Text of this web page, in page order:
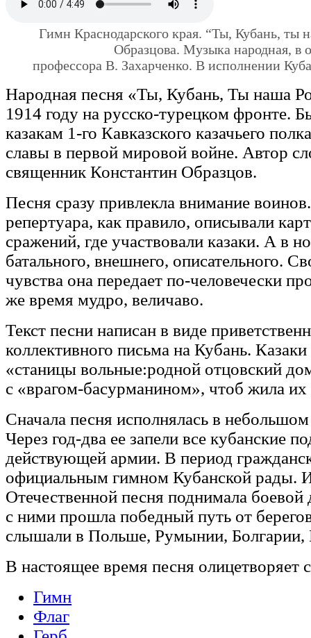
Гимн Краснодарского края. “Ты, Кубань, ты
Образцова. Музыка народная, в
профессора В. Захарченко. В исполнении
Народная песня «Ты, Кубань, Ты наша
1914 году на русско-турецком фронте.
казакам 1-го Кавказского казачьего
славы в первой мировой войне. Автор
священник Константин Образцов.
Песня сразу привлекла внимание
репертуара, как правило, описывали
сражений, где участвовали казаки. А в
батального, внешнего, описательного.
чувства она передает по-человечески
же время мудро, величаво.
Текст песни написан в виде
коллективного письма на Кубань.
«станицы вольные:родной отцовский
с «врагом-басурманином», чтоб жила их
Сначала песня исполнялась в
Через год-два ее запели все кубанские
действующей армии. В период
официальным гимном Кубанской рады.
Отечественной песня поднимала боевой
с ними прошла победный путь от
слышали в Польше, Румынии, Болгарии,
В настоящее время песня олицетворяет
Гимн
Флаг